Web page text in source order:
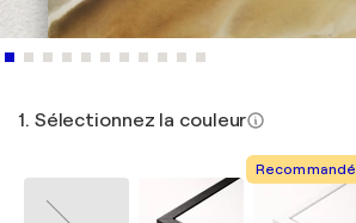
1. Sélectionnez la couleur
Recommandé